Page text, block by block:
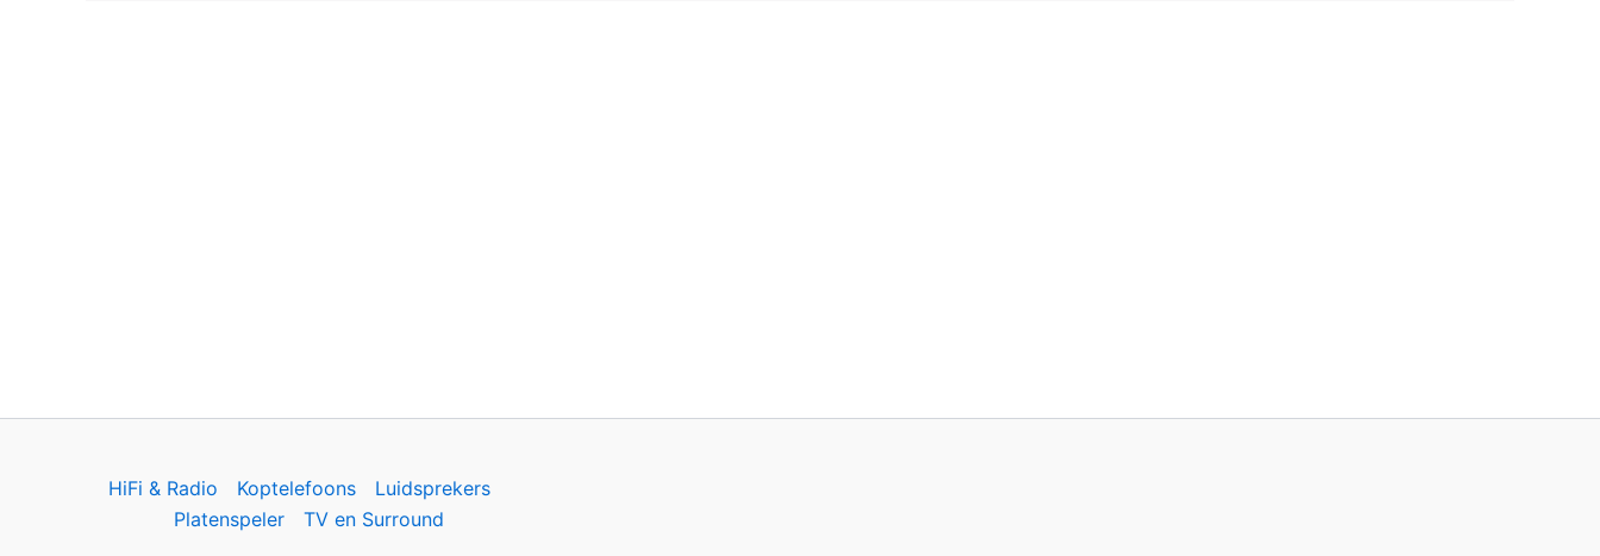
HiFi & Radio Koptelefoons
Luidsprekers
Platenspeler
TV en Surround